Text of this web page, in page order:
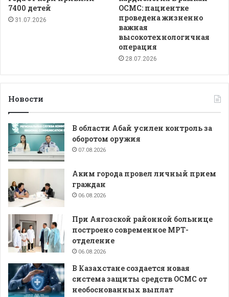
7400 детей
31.07.2026
ОСМС: пациентке
проведена жизненно
важная
высокотехнологичная
операция
28.07.2026
Новости
В области Абай усилен контроль за
оборотом оружия
07.08.2026
Аким города провел личный прием
граждан
06.08.2026
При Аягозской районной больнице
построено современное МРТ-
отделение
06.08.2026
В Казахстане создается новая
система защиты средств ОСМС от
необоснованных выплат